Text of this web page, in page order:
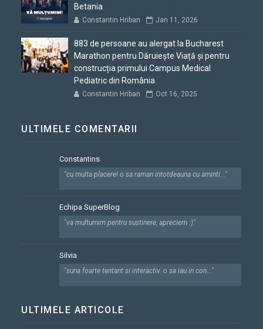
Betania
Constantin Hriban Jan 11, 2026
883 de persoane au alergat la Bucharest
Marathon pentru Dăruiește Viață și pentru
construcția primului Campus Medical
Pediatric din România
Constantin Hriban Oct 16, 2025
ULTIMELE COMENTARII
Constantins
"cu multa placere! o sa raman intotdeauna cu aminti..."
Echipa SuperBlog
"va multumim pentru sustinere, apreciem :)"
Silvia
"suna foarte tentant si interactiv. o sa iau in con..."
ULTIMELE ARTICOLE